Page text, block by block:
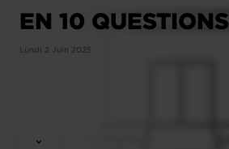
EN 10 QUESTIONS
Lundi 2 Juin 2025